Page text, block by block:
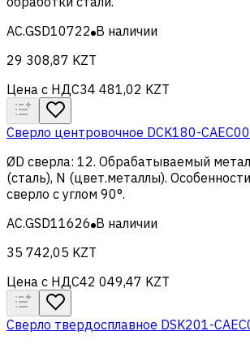
AC.GSD10722 В наличии
29 308,87 KZT
Цена с НДС34 481,02 KZT
Сверло центровочное DCK180-
ØD сверла: 12. Обрабатываемый
(сталь), N (цвет.металлы). Особенности
сверло с углом 90°.
AC.GSD11626 В наличии
35 742,05 KZT
Цена с НДС42 049,47 KZT
Сверло твердосплавное DSK201-